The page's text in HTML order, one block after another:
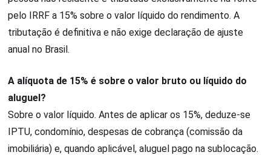
pelo IRRF a 15% sobre o valor líquido do rendimento. A
tributação é definitiva e não exige declaração de ajuste
anual no Brasil.
A alíquota de 15% é sobre o valor bruto ou líquido do
aluguel?
Sobre o valor líquido. Antes de aplicar os 15%, deduze-se
IPTU, condomínio, despesas de cobrança (comissão da
imobiliária) e, quando aplicável, aluguel pago na sublocação.